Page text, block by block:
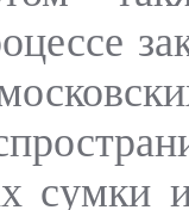
сумки